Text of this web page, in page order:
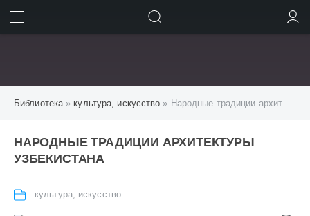
Библиотека» культура, искусство » Народные традиции архитектуры Узбекистана
НАРОДНЫЕ ТРАДИЦИИ АРХИТЕКТУРЫ
УЗБЕКИСТАНА
культура, искусство